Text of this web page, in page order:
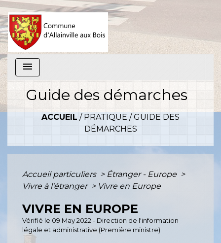
menu
Guide des démarches
ACCUEIL / PRATIQUE /GUIDE DES
DÉMARCHES
Accueil particuliers > Étranger - Europe >
Vivre à l'étranger > Vivre en Europe
VIVRE EN EUROPE
Vérifié le 09 May 2022 - Direction de l'information
légale et administrative (Première ministre)